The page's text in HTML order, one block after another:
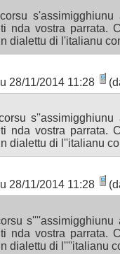
nda vostra parrata.
dialettu di l'italianu
u 28/11/2014 11:28
nda vostra parrata.
dialettu di l''italianu
u 28/11/2014 11:28
nda vostra parrata.
dialettu di l''''italianu